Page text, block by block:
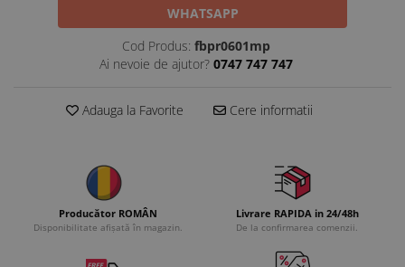
WHATSAPP
Cod Produs: fbpr0601mp
Ai nevoie de ajutor? 0747 747 747
Adauga la Favorite Cere informatii
Producător ROMÂN
Disponibilitate afișată în magazin.
Livrare RAPIDA in 24/48h
De la confirmarea comenzii.